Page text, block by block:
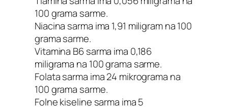
100 grama sarme.
Niacina sarma ima 1,91 miligram na 100
grama sarme.
Vitamina B6 sarma ima 0,186
miligrama na 100 grama sarme.
Folata sarma ima 24 mikrograma na
100 grama sarme.
Folne kiseline sarma ima 5